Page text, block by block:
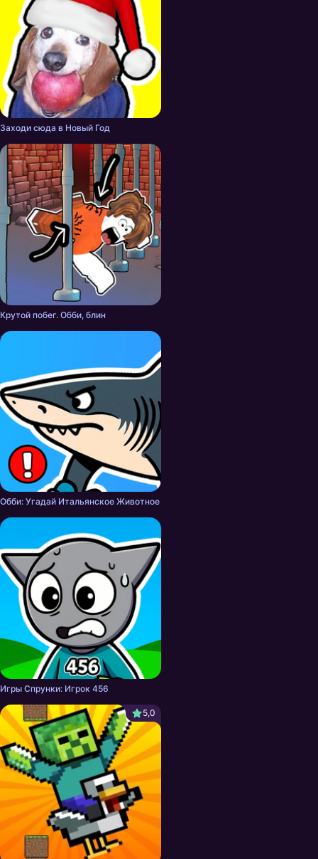
Заходи сюда в Новый Год
Крутой побег. Обби, блин
Обби: Угадай Итальянское Животное
Игры Спрунки: Игрок 456
5,0